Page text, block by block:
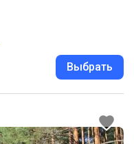
Выбрать